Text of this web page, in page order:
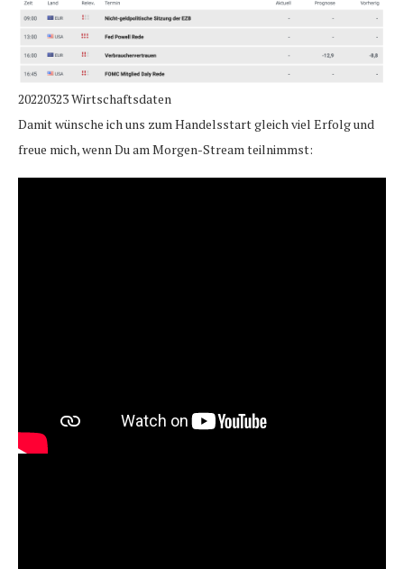
20220323 Wirtschaftsdaten
Damit wünsche ich uns zum Handelsstart gleich viel Erfolg und
freue mich, wenn Du am Morgen-Stream teilnimmst: